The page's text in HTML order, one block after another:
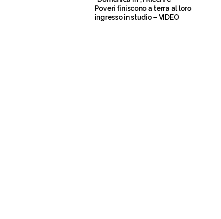
Poveri finiscono a terra al loro
ingresso in studio – VIDEO